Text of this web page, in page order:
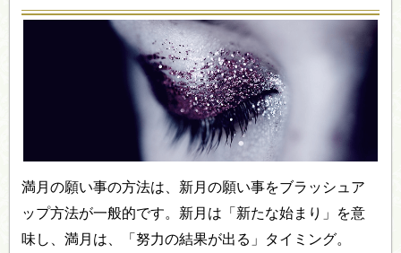
満月の願い事の方法は、新月の願い事をブラッシュア
ップ方法が一般的です。新月は「新たな始まり」を意
味し、満月は、「努力の結果が出る」タイミング。